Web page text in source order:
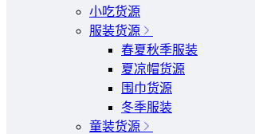
小吃货源
服装货源
春夏秋季服装
夏凉帽货源
围巾货源
冬季服装
童装货源